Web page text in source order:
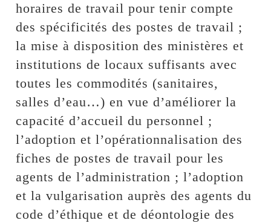
horaires de travail pour tenir compte
des spécificités des postes de travail ;
la mise à disposition des ministères et
institutions de locaux suffisants avec
toutes les commodités (sanitaires,
salles d’eau…) en vue d’améliorer la
capacité d’accueil du personnel ;
l’adoption et l’opérationnalisation des
fiches de postes de travail pour les
agents de l’administration ; l’adoption
et la vulgarisation auprès des agents du
code d’éthique et de déontologie des